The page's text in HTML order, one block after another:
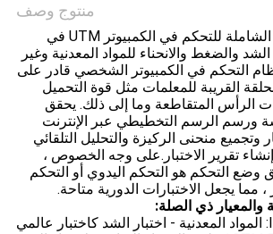
منتوج وصف
تستخدم آلة الاختبار الشاملة للتحكم في الكمبيوتر UTM في
والضغط والانحناء للمواد المعدنية وغير
التحكم في الكمبيوتر الشخصي قادر على
القريبة للمعلمات مثل قوة التحميل
الرأس المتقاطعة وما إلى ذلك. يحقق
ورسم الرسم التخطيطي عبر الإنترنت
وتجميع منحنى الركيزة والتحليل التلقائي
تقرير الاختبار.على وجه الخصوص ،
وضع التحكم هو التحكم اليدوي أو التحكم
مما يجعل الاختبارات الدورية متاحة.